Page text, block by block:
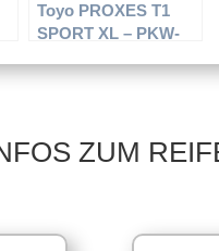
Toyo PROXES T1
SPORT XL – PKW-
96 Y – Sommerreifen
ZUM